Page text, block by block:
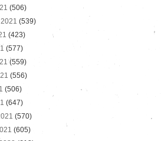
(506)
(539)
(423)
(577)
(559)
(556)
(506)
(647)
(570)
(605)